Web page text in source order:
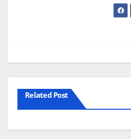
Related Post